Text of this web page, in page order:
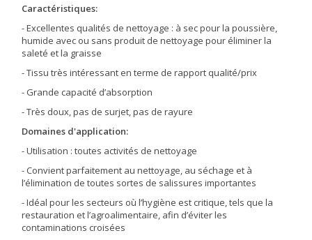
Caractéristiques:
- Excellentes qualités de nettoyage : à sec pour la poussière,
humide avec ou sans produit de nettoyage pour éliminer la
saleté et la graisse
- Tissu très intéressant en terme de rapport qualité/prix
- Grande capacité d’absorption
- Très doux, pas de surjet, pas de rayure
Domaines d'application:
- Utilisation : toutes activités de nettoyage
- Convient parfaitement au nettoyage, au séchage et à
l’élimination de toutes sortes de salissures importantes
- Idéal pour les secteurs où l’hygiène est critique, tels que la
restauration et l’agroalimentaire, afin d’éviter les
contaminations croisées